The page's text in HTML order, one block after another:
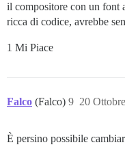
il compositore con un font
ricca di codice, avrebbe
1 Mi Piace
Falco (Falco) 20
9
È persino possibile